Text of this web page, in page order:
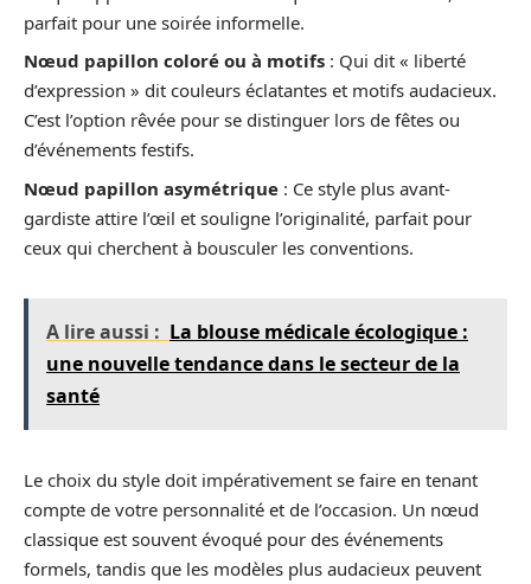
parfait pour une soirée informelle.
Nœud papillon coloré ou à motifs : Qui dit « liberté
d’expression » dit couleurs éclatantes et motifs audacieux.
C’est l’option rêvée pour se distinguer lors de fêtes ou
d’événements festifs.
Nœud papillon asymétrique : Ce style plus avant-
gardiste attire l’œil et souligne l’originalité, parfait pour
ceux qui cherchent à bousculer les conventions.
A lire aussi : La blouse médicale écologique :
une nouvelle tendance dans le secteur de la
santé
Le choix du style doit impérativement se faire en tenant
compte de votre personnalité et de l’occasion. Un nœud
classique est souvent évoqué pour des événements
formels, tandis que les modèles plus audacieux peuvent